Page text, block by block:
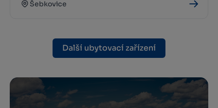
Šebkovice
Další ubytovací zařízení